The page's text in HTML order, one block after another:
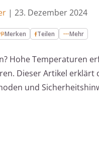
| 23. Dezember 2024
Merken Teilen Mehr
Hohe Temperaturen
Dieser Artikel erklärt
und